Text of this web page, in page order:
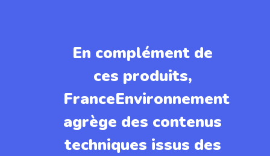
En complément de
ces produits,
FranceEnvironnement
agrège des contenus
techniques issus des